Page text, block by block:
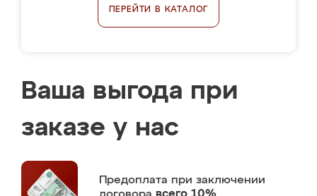
ПЕРЕЙТИ В КАТАЛОГ
Ваша выгода при
заказе у нас
Предоплата при заключении